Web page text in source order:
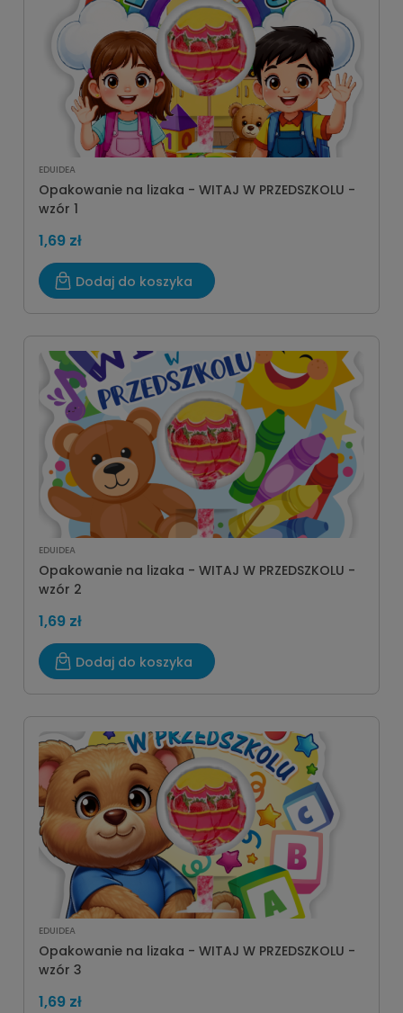
EDUIDEA
Opakowanie na lizaka - WITAJ W PRZEDSZKOLU -
wzór 1
1,69 zł
Dodaj do koszyka
EDUIDEA
Opakowanie na lizaka - WITAJ W PRZEDSZKOLU -
wzór 2
1,69 zł
Dodaj do koszyka
EDUIDEA
Opakowanie na lizaka - WITAJ W PRZEDSZKOLU -
wzór 3
1,69 zł